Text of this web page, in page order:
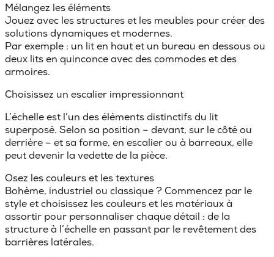
Mélangez les éléments
Jouez avec les structures et les meubles pour créer des
solutions dynamiques et modernes.
Par exemple : un lit en haut et un bureau en dessous ou
deux lits en quinconce avec des commodes et des
armoires.
Choisissez un escalier impressionnant
L’échelle est l’un des éléments distinctifs du lit
superposé. Selon sa position – devant, sur le côté ou
derrière – et sa forme, en escalier ou à barreaux, elle
peut devenir la vedette de la pièce.
Osez les couleurs et les textures
Bohème, industriel ou classique ? Commencez par le
style et choisissez les couleurs et les matériaux à
assortir pour personnaliser chaque détail : de la
structure à l’échelle en passant par le revêtement des
barrières latérales.